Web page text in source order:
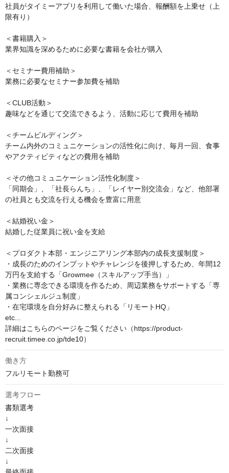
社員がタイミーアプリを利用して働いた場合、報酬額を上乗せ（上
限有り）
＜書籍購入＞
業界知識を深めるために必要な書籍を会社が購入
＜セミナー費用補助＞
業務に必要なセミナー参加費を補助
＜CLUB活動＞
趣味などを通じて交流できるよう、活動に応じて費用を補助
＜チームビルディング＞
チーム内外のコミュニケーションの活性化に向け、毎月一回、食事
やアクティビティなどの費用を補助
＜その他コミュニケーション活性化制度＞
「同期会」、「社長らんち」、「レイヤー別交流会」など、他部署
の社員とも交流を行える機会を豊富に用意
＜結婚祝い金＞
結婚した従業員に祝い金を支給
＜プロダクト本部・エンジニアリング本部内の成長支援制度＞
・成長のためのインプットやチャレンジを後押しするため、年間12
万円を支給する「Growmee（スキルアップ手当）」
・業務に専念できる環境を作るため、周辺業務をサポートする「専
属コンシェルジュ制度」
・在宅環境を自分好みに整えられる「リモートHQ」
etc...
詳細はこちらのページをご覧ください（https://product-
recruit.timee.co.jp/tde10）
働き方
フルリモート勤務可
選考フロー
書類選考
↓
一次面接
↓
二次面接
↓